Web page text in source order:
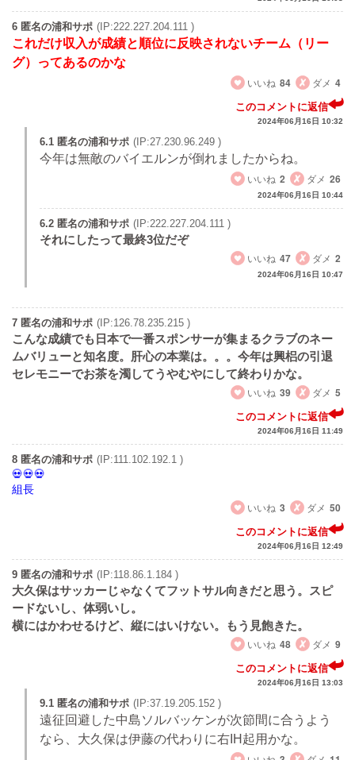
6 匿名の浦和サポ (IP:222.227.204.111 )
これだけ収入が成績と順位に反映されないチーム（リー
グ）ってあるのかな
いいね 84 ダメ 4
このコメントに返信
2024年06月16日 10:32
6.1 匿名の浦和サポ (IP:27.230.96.249 )
今年は無敵のバイエルンが倒れましたからね。
いいね 2 ダメ 26
2024年06月16日 10:44
6.2 匿名の浦和サポ (IP:222.227.204.111 )
それにしたって最終3位だぞ
いいね 47 ダメ 2
2024年06月16日 10:47
7 匿名の浦和サポ (IP:126.78.235.215 )
こんな成績でも日本で一番スポンサーが集まるクラブのネー
ムバリューと知名度。肝心の本業は。。。今年は興梠の引退
セレモニーでお茶を濁してうやむやにして終わりかな。
いいね 39 ダメ 5
このコメントに返信
2024年06月16日 11:49
8 匿名の浦和サポ (IP:111.102.192.1 )
組長
いいね 3 ダメ 50
このコメントに返信
2024年06月16日 12:49
9 匿名の浦和サポ (IP:118.86.1.184 )
大久保はサッカーじゃなくてフットサル向きだと思う。スピ
ードないし、体弱いし。
横にはかわせるけど、縦にはいけない。もう見飽きた。
いいね 48 ダメ 9
このコメントに返信
2024年06月16日 13:03
9.1 匿名の浦和サポ (IP:37.19.205.152 )
遠征回避した中島ソルバッケンが次節間に合うよう
なら、大久保は伊藤の代わりに右IH起用かな。